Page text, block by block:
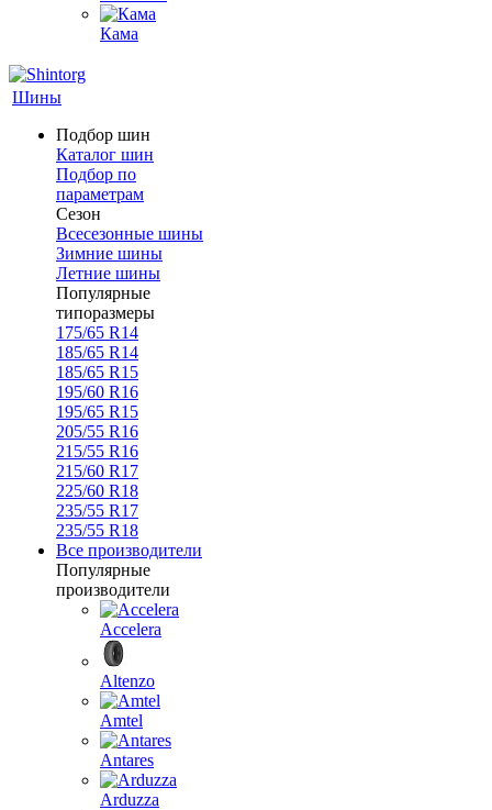
Кама
Шины
Подбор шин
Каталог шин
Подбор по
параметрам
Сезон
Всесезонные шины
Зимние шины
Летние шины
Популярные
типоразмеры
175/65 R14
185/65 R14
185/65 R15
195/60 R16
195/65 R15
205/55 R16
215/55 R16
215/60 R17
225/60 R18
235/55 R17
235/55 R18
Все производители
Популярные
производители
Accelera
Altenzo
Amtel
Antares
Arduzza